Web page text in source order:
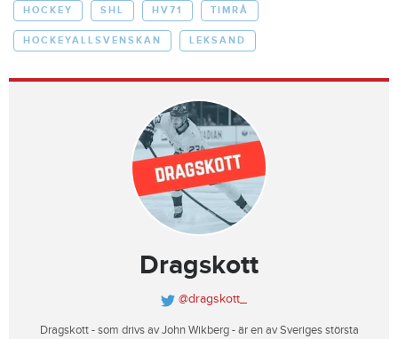
HOCKEY SHL HV71 TIMRÅ
HOCKEYALLSVENSKAN LEKSAND
Dragskott
@dragskott_
Dragskott - som drivs av John Wikberg - är en av Sveriges största